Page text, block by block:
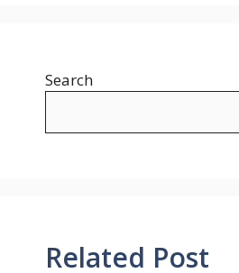
Search
Related Post